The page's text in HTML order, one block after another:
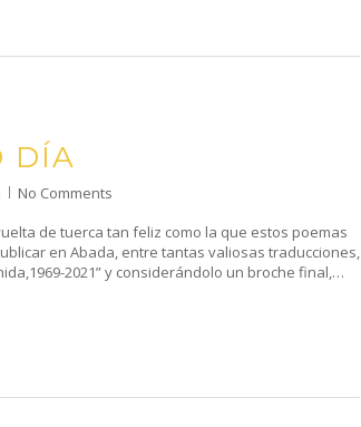
DÍA
No Comments
de tuerca tan feliz como la que estos poemas
en Abada, entre tantas valiosas traducciones,
2021” y considerándolo un broche final,…